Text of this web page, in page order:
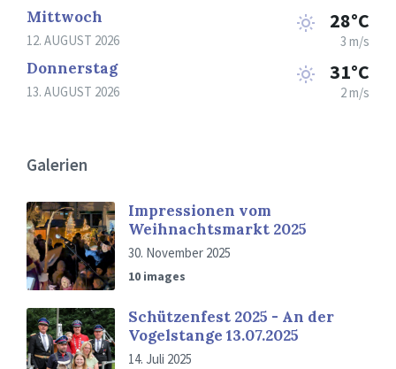
Mittwoch
12. AUGUST 2026
28°C
3 m/s
Donnerstag
13. AUGUST 2026
31°C
2 m/s
Galerien
Impressionen vom
Weihnachtsmarkt 2025
30. November 2025
10 images
Schützenfest 2025 - An der
Vogelstange 13.07.2025
14. Juli 2025